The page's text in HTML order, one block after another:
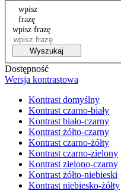
wpisz
frazę
wpisz frazę
Wyszukaj
Dostępność
Wersja kontrastowa
Kontrast domyślny
Kontrast czarno-biały
Kontrast biało-czarny
Kontrast żółto-czarny
Kontrast czarno-żółty
Kontrast czarno-zielony
Kontrast zielono-czarny
Kontrast żółto-niebieski
Kontrast niebiesko-żółty